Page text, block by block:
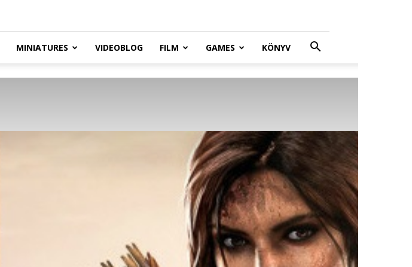
MINIATURES VIDEOBLOG FILM GAMES KÖNYV